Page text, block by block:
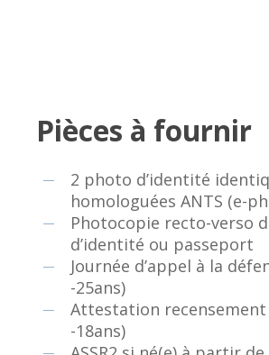
Pièces à fournir
2 photo d’identité
homologuées ANTS (e-
Photocopie recto-verso
d’identité ou passeport
Journée d’appel à la
-25ans)
Attestation
-18ans)